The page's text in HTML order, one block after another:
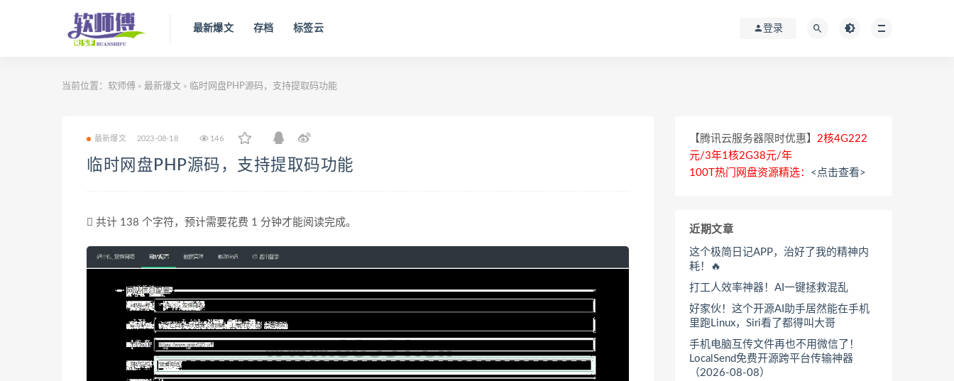
最新爆文 存档 标签云 登录
当前位置： 软师傅 > 最新爆文 > 临时网盘PHP源码，支持提取码功能
最新爆文 2023-08-18 146
临时网盘PHP源码，支持提取码功能
共计 138 个字符，预计需要花费 1 分钟才能阅读完成。
【腾讯云服务器限时优惠】 2核4G222
元/3年1核2G38元/年
100T热门网盘资源精选： <点击查看>
近期文章
这个极简日记APP，治好了我的精神内
耗！🔥
打工人效率神器！AI一键拯救混乱
好家伙！这个开源AI助手居然能在手机
里跑Linux，Siri看了都得叫大哥
手机电脑互传文件再也不用微信了！
LocalSend免费开源跨平台传输神器
（2026-08-08）